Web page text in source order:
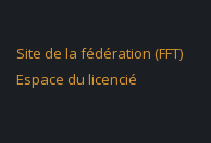
Site de la fédération (FFT)
Espace du licencié